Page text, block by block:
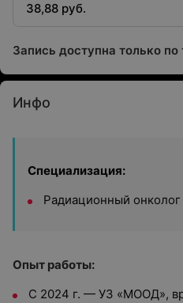
квалификационной
38,88 руб.
Запись доступна только по
Инфо
Специализация:
Радиационный онколог
Опыт работы:
С 2024 г. — УЗ «МООД»,